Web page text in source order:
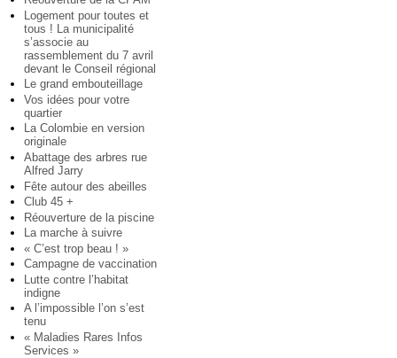
Logement pour toutes et
tous ! La municipalité
s’associe au
rassemblement du 7 avril
devant le Conseil régional
Le grand embouteillage
Vos idées pour votre
quartier
La Colombie en version
originale
Abattage des arbres rue
Alfred Jarry
Fête autour des abeilles
Club 45 +
Réouverture de la piscine
La marche à suivre
« C’est trop beau ! »
Campagne de vaccination
Lutte contre l’habitat
indigne
A l’impossible l’on s’est
tenu
« Maladies Rares Infos
Services »